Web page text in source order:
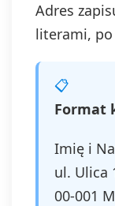
Adres
literami,
Format
Imię i
ul. Ulica
00-001